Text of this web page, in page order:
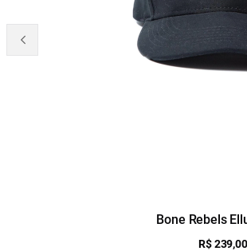
Bone Rebels
R$ 239,00